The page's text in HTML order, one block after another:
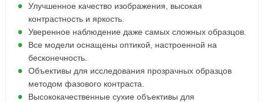
Улучшенное качество изображения, высокая
контрастность и яркость.
Уверенное наблюдение даже самых сложных образцов.
Все модели оснащены оптикой, настроенной на
бесконечность.
Объективы для исследования прозрачных образцов
методом фазового контраста.
Высококачественные сухие объективы для